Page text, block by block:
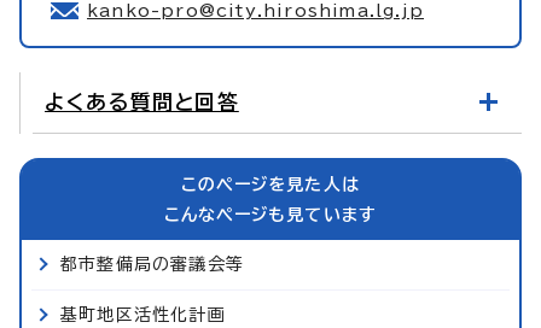
kanko-pro@city.hiroshima.lg.jp
よくある質問と回答
このページを見た人は
こんなページも見ています
都市整備局の審議会等
基町地区活性化計画